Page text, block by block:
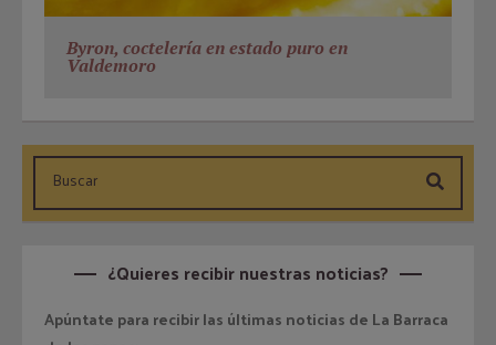
Byron, coctelería en estado puro en
Valdemoro
¿Quieres recibir nuestras noticias?
Apúntate para recibir las últimas noticias de La Barraca